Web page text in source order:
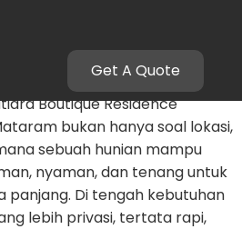
Get A Quote
2 Lantai: Hunian Mewah
Boutique Residence
bukan hanya soal lokasi,
sebuah hunian mampu
nyaman, dan tenang untuk
panjang. Di tengah kebutuhan
lebih privasi, tertata rapi,